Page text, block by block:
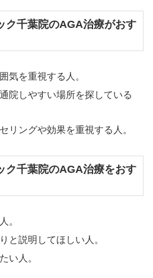
ク千葉院のAGA治療がおす
気を重視する人。
院しやすい場所を探している
リングや効果を重視する人。
ク千葉院のAGA治療をおす
。
と説明してほしい人。
い人。